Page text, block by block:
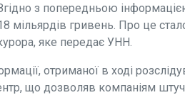
Згідно з попередньою
мільярдів гривень. Про це
яке передає УНН.
отриманої в ході
що дозволяв компаніям